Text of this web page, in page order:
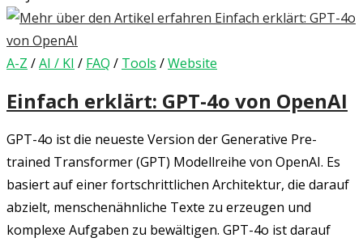
A-Z /AI / KI / FAQ / Tools /Website
Einfach erklärt: GPT-4o von OpenAI
GPT-4o ist die neueste Version der Generative Pre-
trained Transformer (GPT) Modellreihe von OpenAI. Es
basiert auf einer fortschrittlichen Architektur, die darauf
abzielt, menschenähnliche Texte zu erzeugen und
komplexe Aufgaben zu bewältigen. GPT-4o ist darauf